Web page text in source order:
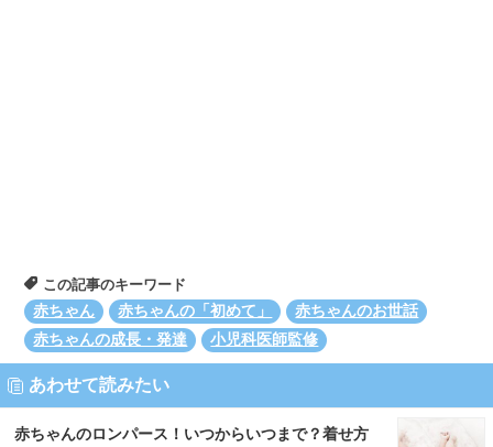
この記事のキーワード
赤ちゃん
赤ちゃんの「初めて」
赤ちゃんのお世話
赤ちゃんの成長・発達
小児科医師監修
あわせて読みたい
赤ちゃんのロンパース！いつからいつまで？着せ方